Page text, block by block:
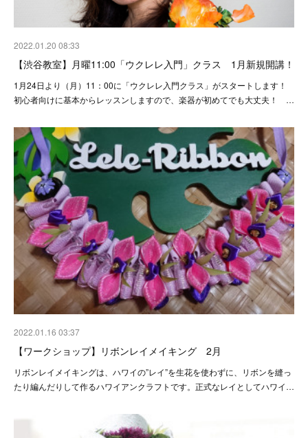
2022.01.20 08:33
【渋谷教室】月曜11:00「ウクレレ入門」クラス 1月新規開講！
1月24日より（月）11：00に「ウクレレ入門クラス」がスタートします！
初心者向けに基本からレッスンしますので、楽器が初めてでも大丈夫！ …
2022.01.16 03:37
【ワークショップ】リボンレイメイキング 2月
リボンレイメイキングは、ハワイの”レイ”を生花を使わずに、リボンを縫っ
たり編んだりして作るハワイアンクラフトです。正式なレイとしてハワイ…